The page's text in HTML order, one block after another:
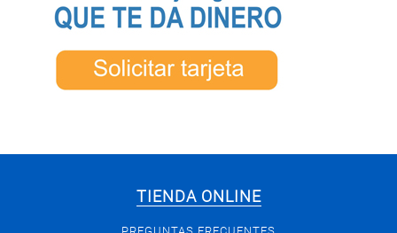
TIENDA ONLINE